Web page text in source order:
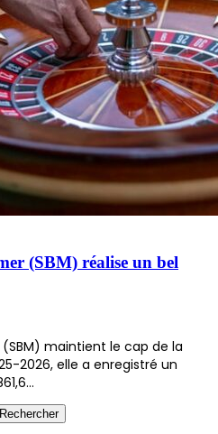
(SBM) réalise un bel
maintient le cap de la
2026, elle a enregistré un